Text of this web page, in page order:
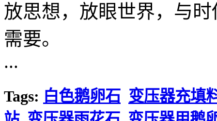
放思想，放眼世界，与
需要。
...
Tags: 白色鹅卵石 变压器充填